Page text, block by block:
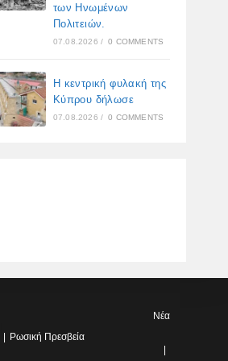
των Ηνωμένων
Πολιτειών.
07.08.2026 / 0 COMMENTS
Η κεντρική φυλακή της
Κύπρου δήλωσε
07.08.2026 / 0 COMMENTS
Νέα
Ρωσική Πρεσβεία